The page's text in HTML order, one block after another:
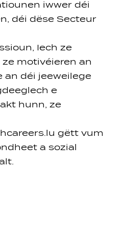
iwwer déi
déi dëse Secteur
Iech ze
motivéieren an
an déi jeeweilege
e
hunn, ze
gëtt vum
a sozial